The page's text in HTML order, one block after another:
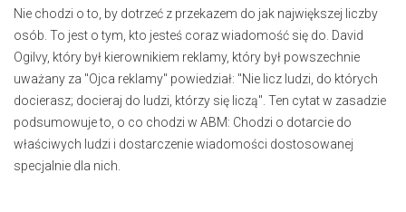
Nie chodzi o to, by dotrzeć z przekazem do jak największej liczby
osób. To jest o tym, kto jesteś coraz wiadomość się do. David
Ogilvy, który był kierownikiem reklamy, który był powszechnie
uważany za "Ojca reklamy" powiedział: "Nie licz ludzi, do których
docierasz; docieraj do ludzi, którzy się liczą". Ten cytat w zasadzie
podsumowuje to, o co chodzi w ABM: Chodzi o dotarcie do
właściwych ludzi i dostarczenie wiadomości dostosowanej
specjalnie dla nich.